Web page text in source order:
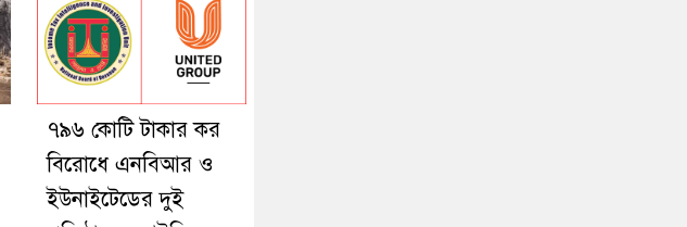
৭৯৬ কোটি টাকার কর
বিরোধে এনবিআর ও
ইউনাইটেডের দুই